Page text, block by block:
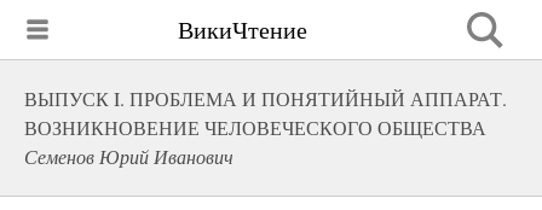
ВикиЧтение
ВЫПУСК I. ПРОБЛЕМА И ПОНЯТИЙНЫЙ АППАРАТ.
ВОЗНИКНОВЕНИЕ ЧЕЛОВЕЧЕСКОГО ОБЩЕСТВА
Семенов Юрий Иванович